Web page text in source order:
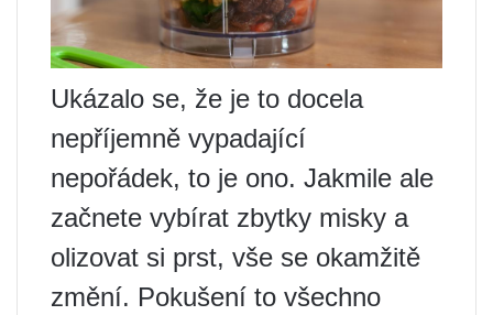
Ukázalo se, že je to docela
nepříjemně vypadající
nepořádek, to je ono. Jakmile ale
začnete vybírat zbytky misky a
olizovat si prst, vše se okamžitě
změní. Pokušení to všechno